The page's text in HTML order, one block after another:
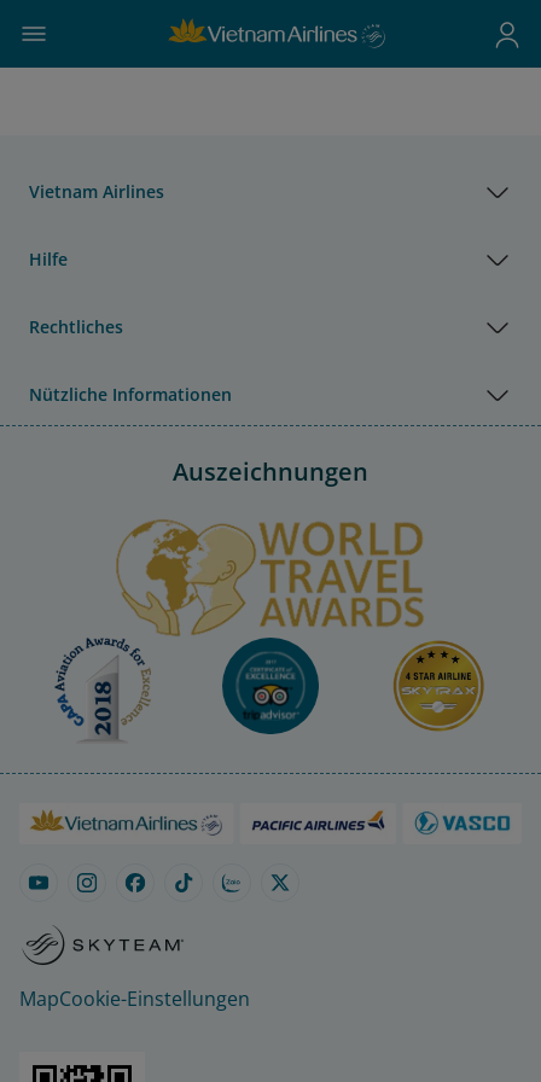
Vietnam Airlines
Hilfe
Rechtliches
Nützliche Informationen
Auszeichnungen
MapCookie-Einstellungen